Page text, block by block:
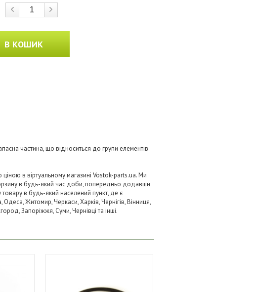
В КОШИК
частина, що відноситься до групи елементів
в віртуальному магазині Vostok-parts.ua. Ми
в будь-який час доби, попередньо додавши
товару в будь-який населений пункт, де є
Житомир, Черкаси, Харків, Чернігів, Вінниця,
Запоріжжя, Суми, Чернівці та інші.